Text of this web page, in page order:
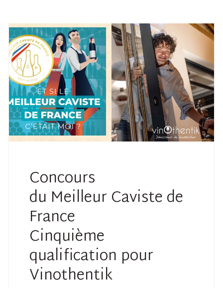
Concours
du Meilleur Caviste de
France
Cinquième
qualification pour
Vinothentik